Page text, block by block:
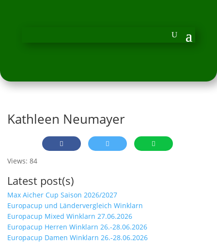
Kathleen Neumayer
Views: 84
Latest post(s)
Max Aicher Cup Saison 2026/2027
Europacup und Ländervergleich Winklarn
Europacup Mixed Winklarn 27.06.2026
Europacup Herren Winklarn 26.-28.06.2026
Europacup Damen Winklarn 26.-28.06.2026